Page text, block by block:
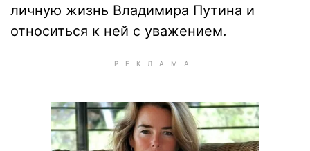
личную жизнь Владимира Путина и
относиться к ней с уважением.